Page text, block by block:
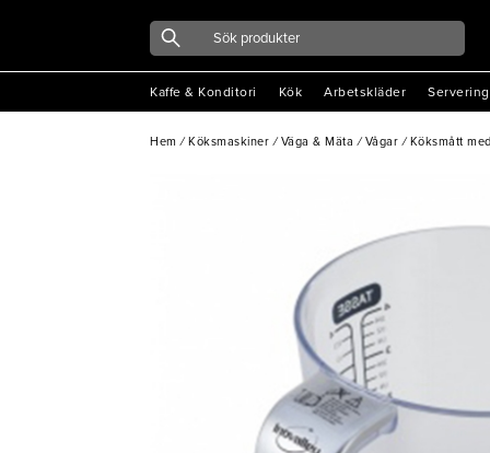
Kaffe & Konditori Kök Arbetskläder Servering
Hem / Köksmaskiner / Väga & Mäta / Vågar / Köksmått